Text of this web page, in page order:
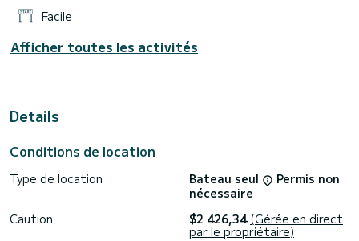
Facile
Afficher toutes les activités
Details
Conditions de location
Type de location Bateau seul
Permis non
nécessaire
Caution
$2 426,34 (Gérée en direct
par le propriétaire)